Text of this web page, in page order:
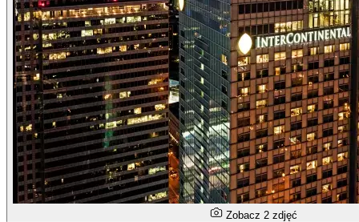
Zobacz 2 zdjęć